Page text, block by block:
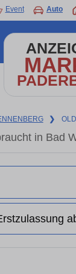
Event Auto
❯
in Bad